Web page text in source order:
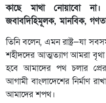
কাছে মাথা নোয়াবো
জবাবদিহিমূলক, মানবিক,
তিনি বলেন, এমন রাষ্ট্র—যা
শহীদদের আত্মত্যাগ আমরা
হবে আমাদের পথ চলার
আগামী বাংলাদেশের নির্মাণ
আমাদের শপথ।